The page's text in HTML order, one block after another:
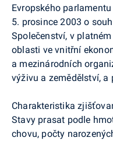
Evropského
5. prosince 2003 o
Společenství, v
oblasti ve vnitřní
a mezinárodních
výživu a zemědělství,
Charakteristika
Stavy prasat podle
chovu, počty